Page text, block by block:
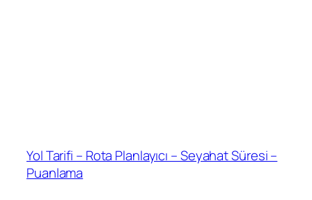
Yol Tarifi – Rota Planlayıcı – Seyahat Süresi –
Puanlama